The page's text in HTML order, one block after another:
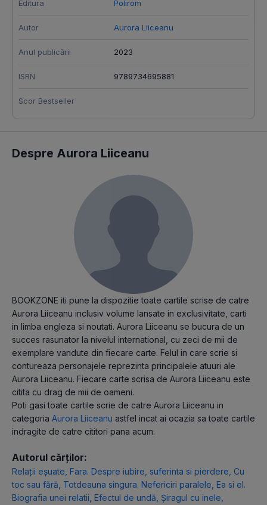
Editura Polirom
Autor Aurora Liiceanu
Anul publicării 2023
ISBN 9789734695881
Scor Bestseller
Despre Aurora Liiceanu
BOOKZONE iti pune la dispozitie toate cartile scrise de catre
Aurora Liiceanu inclusiv volume lansate in exclusivitate, carti
in limba engleza si noutati. Aurora Liiceanu se bucura de un
succes rasunator la nivelul international, cu zeci de mii de
exemplare vandute din fiecare carte. Felul in care scrie si
contureaza personajele reprezinta principalele atuuri ale
Aurora Liiceanu. Fiecare carte scrisa de Aurora Liiceanu este
citita cu drag de mii de oameni.
Poti gasi toate cartile scrie de catre Aurora Liiceanu in
categoria Aurora Liiceanu astfel incat ai ocazia sa toate cartile
indragite de catre cititori pana acum.
Autorul cărților:
Relații eșuate Fara. Despre iubire, suferinta si pierdere Cu
toc sau fără Totdeauna singura. Nefericiri paralele Ea si el.
Biografia unei relatii Efectul de undă Șiragul cu inele